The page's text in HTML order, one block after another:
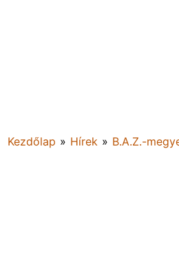
Kezdőlap » Hírek » B.A.Z.-